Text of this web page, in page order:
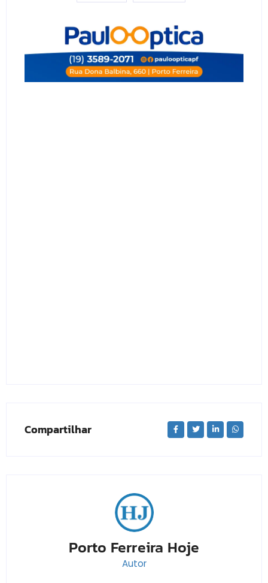
Compartilhar
Porto Ferreira Hoje
Autor